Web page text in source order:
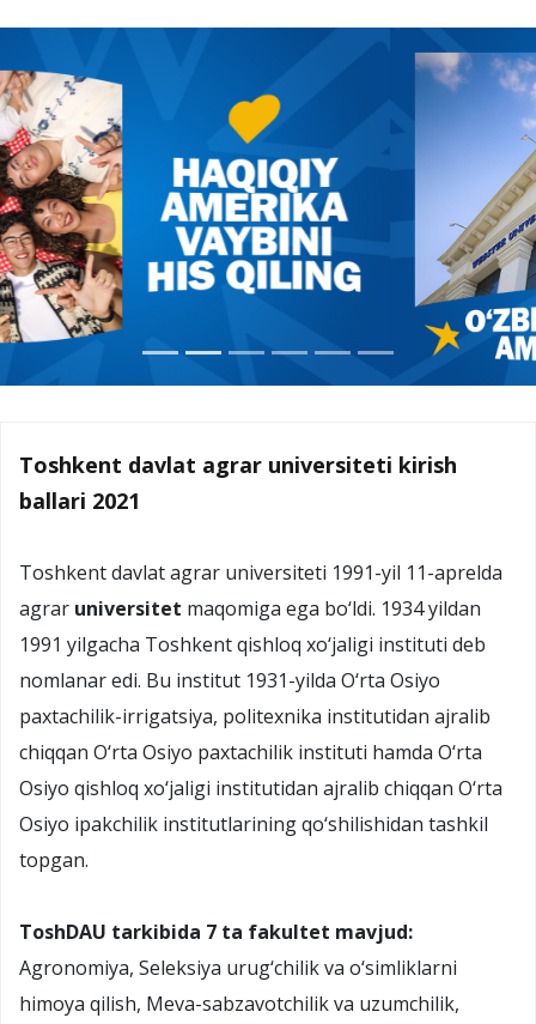
Toshkent davlat agrar universiteti kirish
ballari 2021
Toshkent davlat agrar universiteti 1991-yil 11-aprelda
agrar universitet maqomiga ega bo‘ldi. 1934 yildan
1991 yilgacha Toshkent qishloq xo‘jaligi instituti deb
nomlanar edi. Bu institut 1931-yilda O‘rta Osiyo
paxtachilik-irrigatsiya, politexnika institutidan ajralib
chiqqan O‘rta Osiyo paxtachilik instituti hamda O‘rta
Osiyo qishloq xo‘jaligi institutidan ajralib chiqqan O‘rta
Osiyo ipakchilik institutlarining qo‘shilishidan tashkil
topgan.
ToshDAU tarkibida 7 ta fakultet mavjud:
Agronomiya, Seleksiya urug‘chilik va o‘simliklarni
himoya qilish, Meva-sabzavotchilik va uzumchilik,